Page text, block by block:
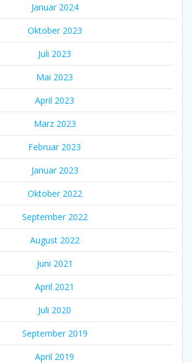
Januar 2024
Oktober 2023
Juli 2023
Mai 2023
April 2023
März 2023
Februar 2023
Januar 2023
Oktober 2022
September 2022
August 2022
Juni 2021
April 2021
Juli 2020
September 2019
April 2019